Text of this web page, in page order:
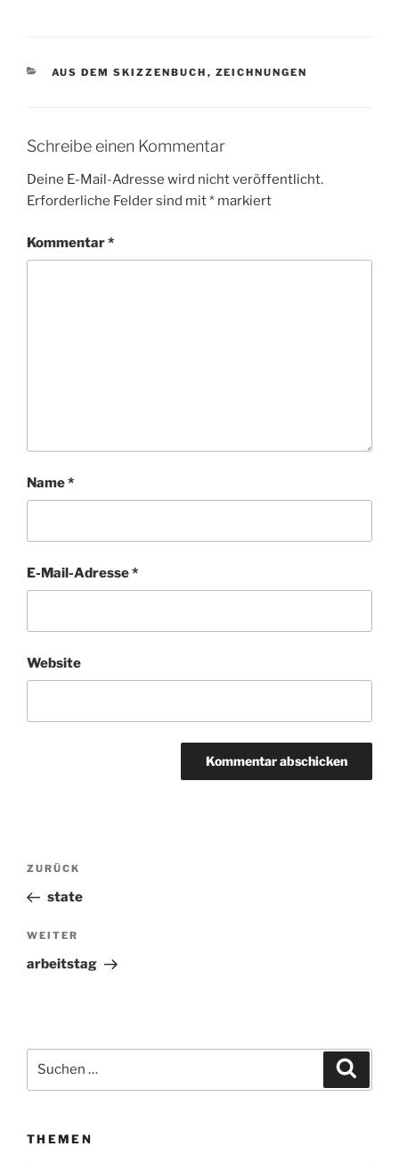
KATEGORIEN
AUS DEM SKIZZENBUCH , ZEICHNUNGEN
Schreibe einen Kommentar
Deine E-Mail-Adresse wird nicht veröffentlicht.
Erforderliche Felder sind mit* markiert
Kommentar*
Name*
E-Mail-Adresse*
Website
Beitragsnavigation
Vorheriger
Beitrag
ZURÜCK
state
Nächster
Beitrag
WEITER
arbeitstag
Suchen
THEMEN